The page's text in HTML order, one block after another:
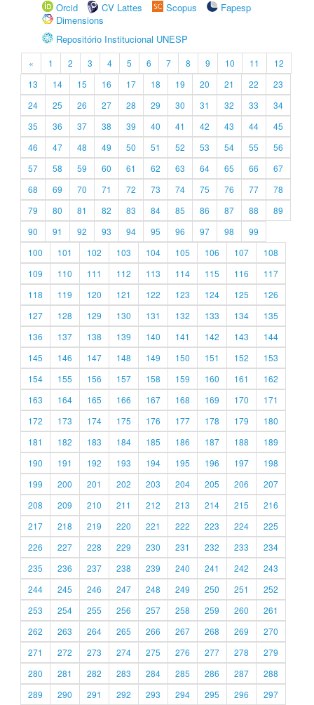
Orcid
CV Lattes Scopus
Fapesp
Dimensions
Repositório Institucional UNESP
« 1 2 3 4 5 6 7 8 9 10 11
12
13
14 15 16 17 18 19 20 21 22
23
24
25 26 27 28 29 30 31 32 33
34
35
36 37 38 39 40 41 42 43 44
45
46
47 48 49 50 51 52 53 54 55
56
57
58 59 60 61 62 63 64 65 66
67
68
69 70 71 72 73 74 75 76 77
78
79
80 81 82 83 84 85 86 87 88
89
90
91 92 93 94 95 96 97 98
99
100
101 102 103 104 105 106 107
108
109
110 111 112 113 114 115 116
117
118
119 120 121 122 123 124 125
126
127
128 129 130 131 132 133 134
135
136
137 138 139 140 141 142 143
144
145
146 147 148 149 150 151 152
153
154
155 156 157 158 159 160 161
162
163
164 165 166 167 168 169 170
171
172
173 174 175 176 177 178 179
180
181
182 183 184 185 186 187 188
189
190
191 192 193 194 195 196 197
198
199
200 201 202 203 204 205 206
207
208
209 210 211 212 213 214 215
216
217
218 219 220 221 222 223 224
225
226
227 228 229 230 231 232 233
234
235
236 237 238 239 240 241 242
243
244
245 246 247 248 249 250 251
252
253
254 255 256 257 258 259 260
261
262
263 264 265 266 267 268 269
270
271
272 273 274 275 276 277 278
279
280
281 282 283 284 285 286 287
288
289
290 291 292 293 294 295 296 297